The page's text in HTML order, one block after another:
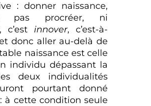
: donner naissance,
pas procréer, ni
c’est innover, c’est-à-
donc aller au-delà de
naissance est celle
individu dépassant la
deux individualités
pourtant donné
à cette condition seule